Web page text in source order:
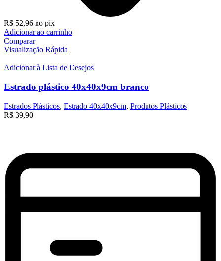
R$ 52,96 no pix
Adicionar ao carrinho
Comparar
Visualização Rápida
Adicionar à Lista de Desejos
Estrado plástico 40x40x9cm branco
Estrados Plásticos, Estrado 40x40x9cm, Produtos Plásticos
R$ 39,90